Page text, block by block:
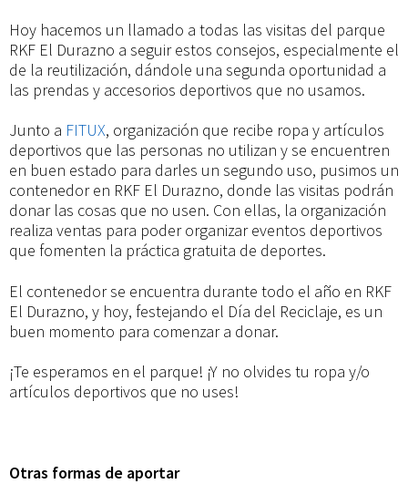
Hoy hacemos un llamado a todas las visitas del parque
RKF El Durazno a seguir estos consejos, especialmente el
de la reutilización, dándole una segunda oportunidad a
las prendas y accesorios deportivos que no usamos.
Junto a FITUX, organización que recibe ropa y artículos
deportivos que las personas no utilizan y se encuentren
en buen estado para darles un segundo uso, pusimos un
contenedor en RKF El Durazno, donde las visitas podrán
donar las cosas que no usen. Con ellas, la organización
realiza ventas para poder organizar eventos deportivos
que fomenten la práctica gratuita de deportes.
El contenedor se encuentra durante todo el año en RKF
El Durazno, y hoy, festejando el Día del Reciclaje, es un
buen momento para comenzar a donar.
¡Te esperamos en el parque! ¡Y no olvides tu ropa y/o
artículos deportivos que no uses!
Otras formas de aportar